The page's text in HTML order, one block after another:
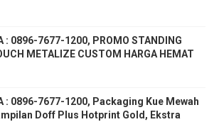
: 0896-7677-1200, PROMO STANDING
METALIZE CUSTOM HARGA HEMAT
: 0896-7677-1200, Packaging Kue Mewah
Doff Plus Hotprint Gold, Ekstra